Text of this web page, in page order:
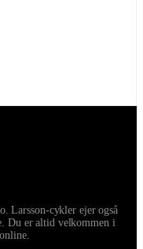
Larsson-cykler ejer også
Du er altid velkommen i